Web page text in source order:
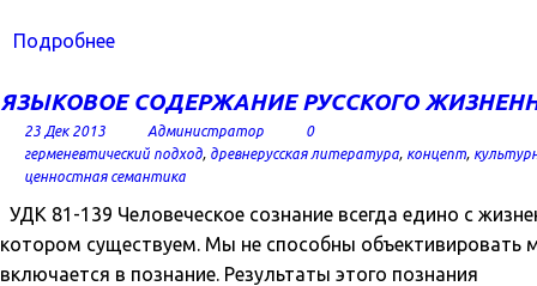
Подробнее
ЯЗЫКОВОЕ СОДЕРЖАНИЕ РУССКОГО
23 Дек 2013 Администратор
0
герменевтический подход, древнерусская литература, концепт,
ценностная семантика
УДК 81-139 Человеческое сознание всегда едино с
котором существуем. Мы не способны объективировать
включается в познание. Результаты этого познания